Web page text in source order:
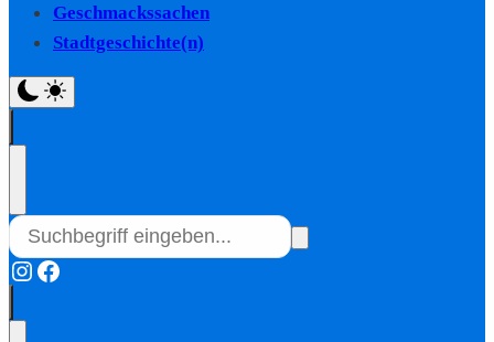
Geschmackssachen
Stadtgeschichte(n)
Instagram
Facebook